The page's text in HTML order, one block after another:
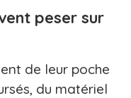
peser sur
de leur poche
du matériel